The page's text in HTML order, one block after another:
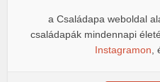
a Családapa weboldal
családapák mindennapi
Instagramon